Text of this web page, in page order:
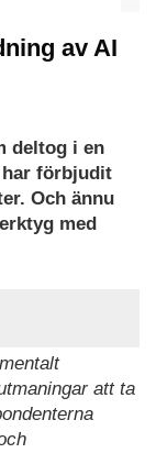
av AI
deltog i en
har förbjudit
Och ännu
med
att ta